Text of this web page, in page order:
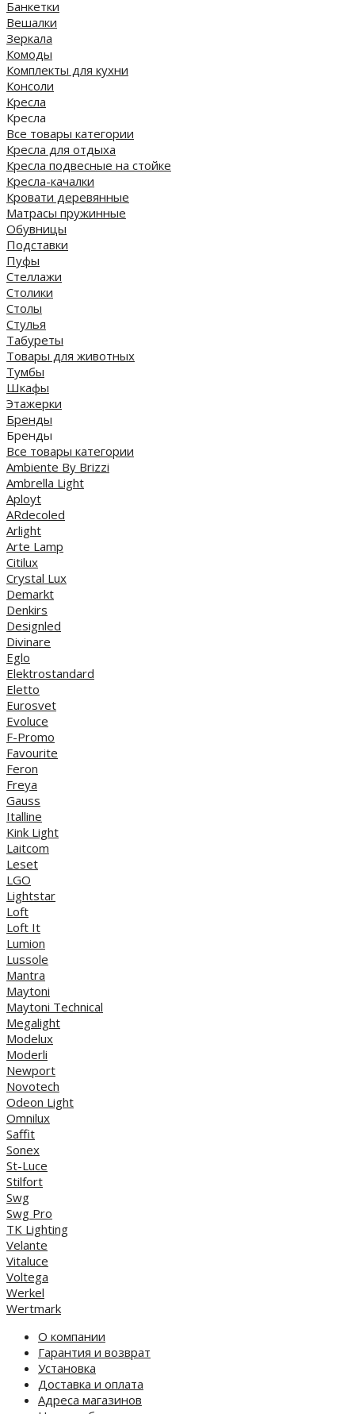
Банкетки
Вешалки
Зеркала
Комоды
Комплекты для кухни
Консоли
Кресла
Кресла
Все товары категории
Кресла для отдыха
Кресла подвесные на стойке
Кресла-качалки
Кровати деревянные
Матрасы пружинные
Обувницы
Подставки
Пуфы
Стеллажи
Столики
Столы
Стулья
Табуреты
Товары для животных
Тумбы
Шкафы
Этажерки
Бренды
Бренды
Все товары категории
Ambiente By Brizzi
Ambrella Light
Aployt
ARdecoled
Arlight
Arte Lamp
Citilux
Crystal Lux
Demarkt
Denkirs
Designled
Divinare
Eglo
Elektrostandard
Eletto
Eurosvet
Evoluce
F-Promo
Favourite
Feron
Freya
Gauss
Italline
Kink Light
Laitcom
Leset
LGO
Lightstar
Loft
Loft It
Lumion
Lussole
Mantra
Maytoni
Maytoni Technical
Megalight
Modelux
Moderli
Newport
Novotech
Odeon Light
Omnilux
Saffit
Sonex
St-Luce
Stilfort
Swg
Swg Pro
TK Lighting
Velante
Vitaluce
Voltega
Werkel
Wertmark
О компании
Гарантия и возврат
Установка
Доставка и оплата
Адреса магазинов